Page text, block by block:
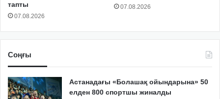
тапты
07.08.2026
07.08.2026
Соңғы
Астанадағы «Болашақ ойындарына» 50
елден 800 спортшы жиналды